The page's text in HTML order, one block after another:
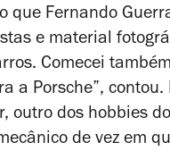
que Fernando
e material
Comecei
a Porsche”, contou.
outro dos hobbies
de vez em